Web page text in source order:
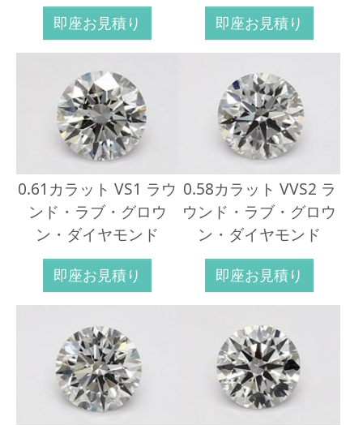
即座お見積り 即座お見積り
0.61カラット VS1 ラウ
ンド・ラブ・グロウ
ン・ダイヤモンド
即座お見積り
0.58カラット VVS2 ラ
ウンド・ラブ・グロウ
ン・ダイヤモンド
即座お見積り